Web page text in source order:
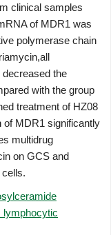
clinical samples
of MDR1 was
polymerase chain
the
with the group
treatment of HZ08
of MDR1 significantly
multidrug
on GCS and
lymphocytic